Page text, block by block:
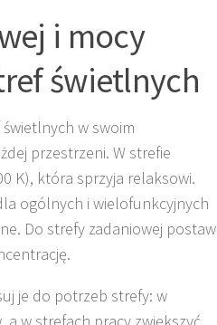
i mocy
świetlnych
w swoim
przestrzeni. W strefie
K), która sprzyja relaksowi.
ogólnych i wielofunkcyjnych
Do strefy zadaniowej postaw
je do potrzeb strefy: w
a w strefach pracy zwiększyć